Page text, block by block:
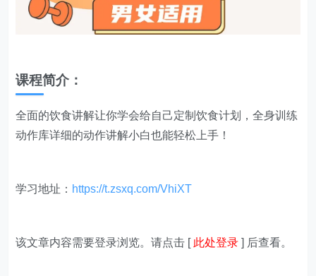
课程简介：
全面的饮食讲解让你学会给自己定制饮食计划，全身训练
动作库详细的动作讲解小白也能轻松上手！
学习地址： https://t.zsxq.com/VhiXT
该文章内容需要登录浏览。请点击 [ 此处登录 ] 后查看。